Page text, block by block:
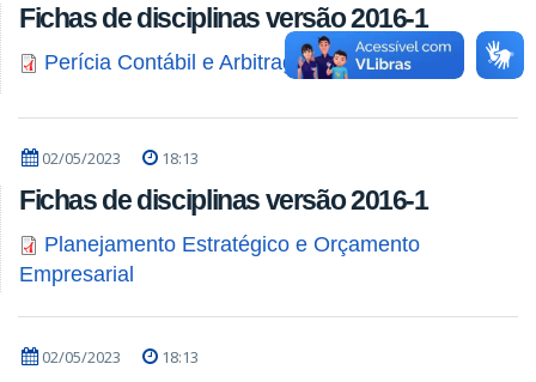
Fichas de disciplinas versão 2016-1
Perícia Contábil e Arbitragem
02/05/2023 18:13
Fichas de disciplinas versão 2016-1
Planejamento Estratégico e Orçamento
Empresarial
02/05/2023 18:13